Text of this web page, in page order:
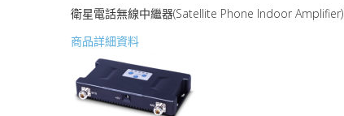
衛星電話無線中繼器(Satellite Phone Indoor Amplifier)
商品詳細資料